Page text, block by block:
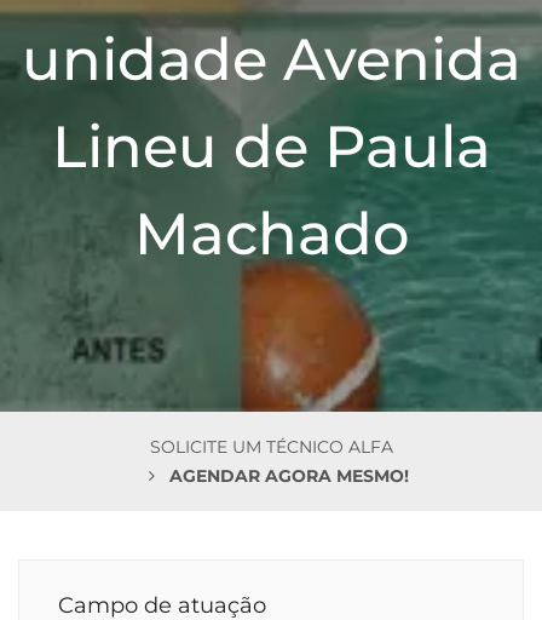
unidade Avenida
Lineu de Paula
Machado
SOLICITE UM TÉCNICO ALFA
AGENDAR AGORA MESMO!
Campo de atuação